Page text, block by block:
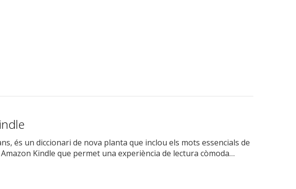
és un diccionari de nova planta que inclou els mots essencials de
Kindle que permet una experiència de lectura còmoda…